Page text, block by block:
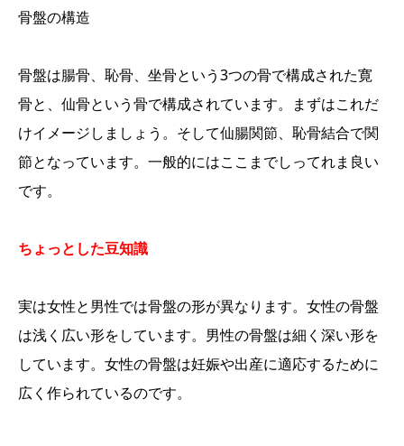
骨盤の構造
骨盤は腸骨、恥骨、坐骨という3つの骨で構成された寛
骨と、仙骨という骨で構成されています。まずはこれだ
けイメージしましょう。そして仙腸関節、恥骨結合で関
節となっています。一般的にはここまでしってれま良い
です。
ちょっとした豆知識
実は女性と男性では骨盤の形が異なります。女性の骨盤
は浅く広い形をしています。男性の骨盤は細く深い形を
しています。女性の骨盤は妊娠や出産に適応するために
広く作られているのです。